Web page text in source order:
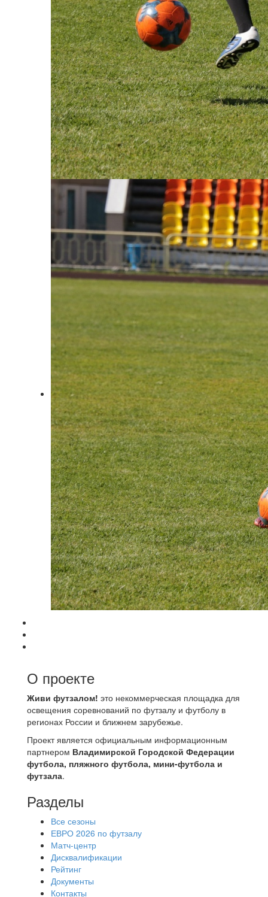
О проекте
Живи футзалом! это некоммерческая площадка для
освещения соревнований по футзалу и футболу в
регионах России и ближнем зарубежье.
Проект является официальным информационным
партнером Владимирской Городской Федерации
футбола, пляжного футбола, мини-футбола и
футзала.
Разделы
Все сезоны
ЕВРО 2026 по футзалу
Матч-центр
Дисквалификации
Рейтинг
Документы
Контакты